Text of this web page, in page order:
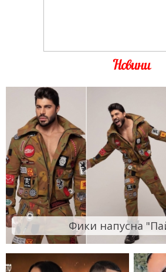
Новини
Фики напусна